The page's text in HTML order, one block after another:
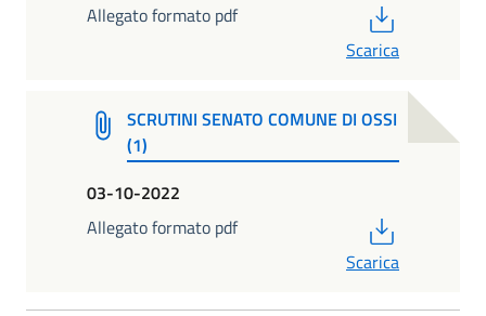
Allegato formato pdf
Scarica
SCRUTINI SENATO COMUNE DI OSSI
(1)
03-10-2022
Allegato formato pdf
Scarica